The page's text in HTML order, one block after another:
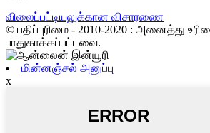
விலைப்பட்டியலுக்கான விசாரணை
© பதிப்புரிமை - 2010-2020 : அனைத்து
பாதுகாக்கப்பட்டவை.
மின்னஞ்சல் அனுப்பு
x